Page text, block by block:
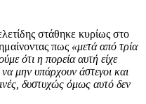
στάθηκε κυρίως στο
πως «μετά από τρία
ότι η πορεία αυτή είχε
μην υπάρχουν άστεγοι και
δυστυχώς όμως αυτό δεν